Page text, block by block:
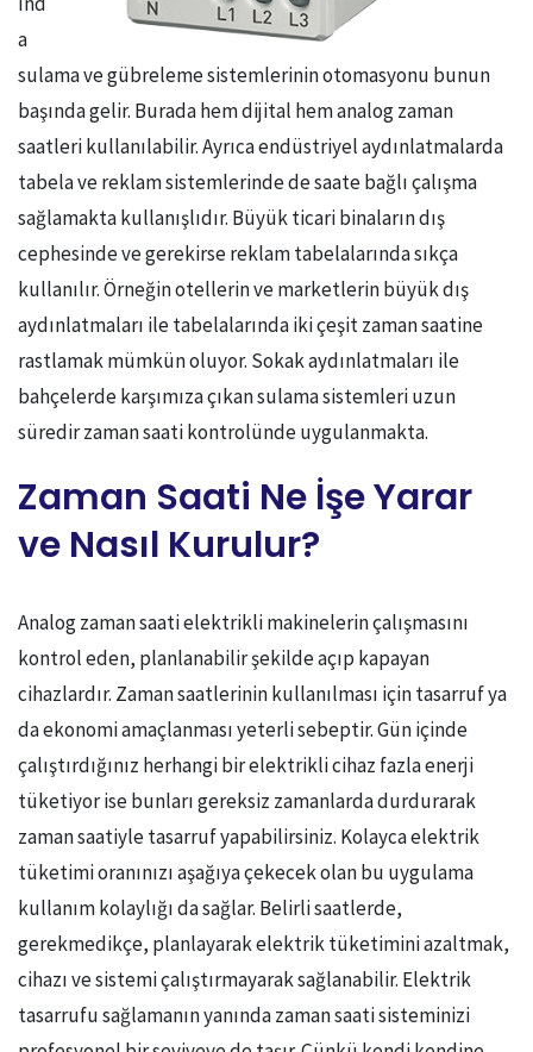
a
sulama ve gübreleme sistemlerinin otomasyonu bunun
başında gelir. Burada hem dijital hem analog zaman
saatleri kullanılabilir. Ayrıca endüstriyel aydınlatmalarda
tabela ve reklam sistemlerinde de saate bağlı çalışma
sağlamakta kullanışlıdır. Büyük ticari binaların dış
cephesinde ve gerekirse reklam tabelalarında sıkça
kullanılır. Örneğin otellerin ve marketlerin büyük dış
aydınlatmaları ile tabelalarında iki çeşit zaman saatine
rastlamak mümkün oluyor. Sokak aydınlatmaları ile
bahçelerde karşımıza çıkan sulama sistemleri uzun
süredir zaman saati kontrolünde uygulanmakta.
Zaman Saati Ne İşe Yarar
ve Nasıl Kurulur?
Analog zaman saati elektrikli makinelerin çalışmasını
kontrol eden, planlanabilir şekilde açıp kapayan
cihazlardır. Zaman saatlerinin kullanılması için tasarruf ya
da ekonomi amaçlanması yeterli sebeptir. Gün içinde
çalıştırdığınız herhangi bir elektrikli cihaz fazla enerji
tüketiyor ise bunları gereksiz zamanlarda durdurarak
zaman saatiyle tasarruf yapabilirsiniz. Kolayca elektrik
tüketimi oranınızı aşağıya çekecek olan bu uygulama
kullanım kolaylığı da sağlar. Belirli saatlerde,
gerekmedikçe, planlayarak elektrik tüketimini azaltmak,
cihazı ve sistemi çalıştırmayarak sağlanabilir. Elektrik
tasarrufu sağlamanın yanında zaman saati sisteminizi